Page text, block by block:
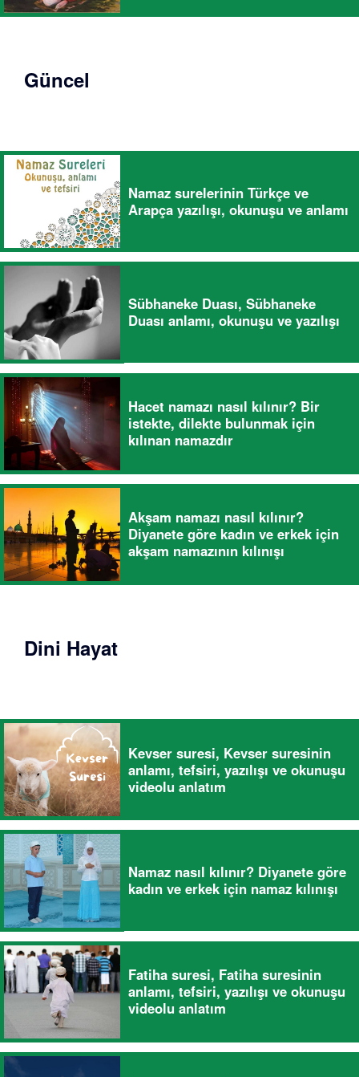
Güncel
Namaz surelerinin Türkçe ve
Arapça yazılışı, okunuşu ve anlamı
Sübhaneke Duası, Sübhaneke
Duası anlamı, okunuşu ve yazılışı
Hacet namazı nasıl kılınır? Bir
istekte, dilekte bulunmak için
kılınan namazdır
Akşam namazı nasıl kılınır?
Diyanete göre kadın ve erkek için
akşam namazının kılınışı
Dini Hayat
Kevser suresi, Kevser suresinin
anlamı, tefsiri, yazılışı ve okunuşu
videolu anlatım
Namaz nasıl kılınır? Diyanete göre
kadın ve erkek için namaz kılınışı
Fatiha suresi, Fatiha suresinin
anlamı, tefsiri, yazılışı ve okunuşu
videolu anlatım